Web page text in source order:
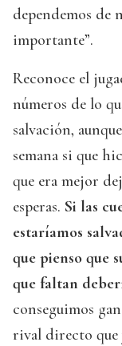
dependemos de
importante”.
Reconoce el
números de lo
salvación,
semana si que
que era mejor
esperas. Si las
estaríamos
que pienso que
que faltan
conseguimos
rival directo que